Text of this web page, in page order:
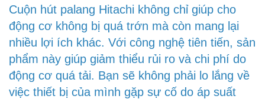
Cuộn hút palang Hitachi không chỉ giúp cho
động cơ không bị quá trớn mà còn mang lại
nhiều lợi ích khác. Với công nghệ tiên tiến, sản
phẩm này giúp giảm thiểu rủi ro và chi phí do
động cơ quá tải. Bạn sẽ không phải lo lắng về
việc thiết bị của mình gặp sự cố do áp suất